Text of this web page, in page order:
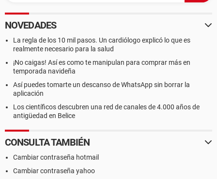
NOVEDADES
La regla de los 10 mil pasos. Un cardiólogo explicó lo que es
realmente necesario para la salud
¡No caigas! Así es como te manipulan para comprar más en
temporada navideña
Así puedes tomarte un descanso de WhatsApp sin borrar la
aplicación
Los científicos descubren una red de canales de 4.000 años de
antigüedad en Belice
CONSULTA TAMBIÉN
Cambiar contraseña hotmail
Cambiar contraseña yahoo